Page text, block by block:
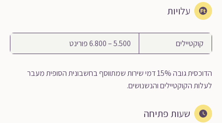
עלויות
קוקטיילים 5.500 – 6.800 פורינט
הדוכסית גובה 15% דמי שירות שמתווסף בחשבונית הסופית מעבר
לעלות הקוקטיילים והנשנושים.
שעות פתיחה